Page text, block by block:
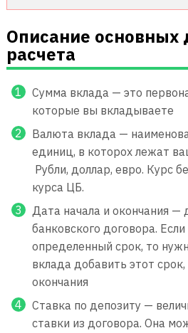
Описание основных
расчета
Сумма вклада — это
которые вы вкладываете
Валюта вклада —
единиц, в которох лежат
Рубли, доллар, евро. Курс
курса ЦБ.
Дата начала и окончания —
банковского договора.
определенный срок, то
вклада добавить этот
окончания
Ставка по депозиту —
ставки из договора. Она